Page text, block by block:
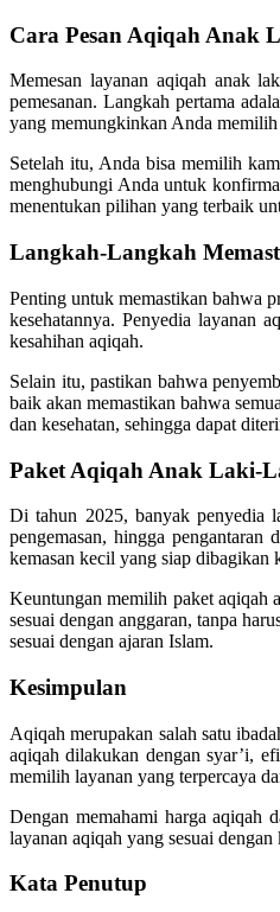
Cara Pesan Aqiqah Anak
Memesan layanan aqiqah anak
pemesanan. Langkah pertama
yang memungkinkan Anda memilih
Setelah itu, Anda bisa memilih
menghubungi Anda untuk
menentukan pilihan yang terbaik
Langkah-Langkah
Penting untuk memastikan bahwa
kesehatannya. Penyedia layanan
kesahihan aqiqah.
Selain itu, pastikan bahwa
baik akan memastikan bahwa
dan kesehatan, sehingga dapat
Paket Aqiqah Anak Laki-
Di tahun 2025, banyak penyedia
pengemasan, hingga
kemasan kecil yang siap dibagikan
Keuntungan memilih paket aqiqah
sesuai dengan anggaran, tanpa
sesuai dengan ajaran Islam.
Kesimpulan
Aqiqah merupakan salah satu
aqiqah dilakukan dengan syar’i,
memilih layanan yang terpercaya
Dengan memahami harga aqiqah
layanan aqiqah yang sesuai
Kata Penutup